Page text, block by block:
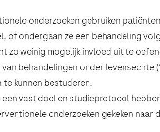
onderzoeken gebruiken
of ondergaan ze een behandeling
zo weinig mogelijk invloed uit te
behandelingen onder levensechte
kunnen bestuderen.
vast doel en studieprotocol
onderzoeken gekeken naar
Time?
Time?